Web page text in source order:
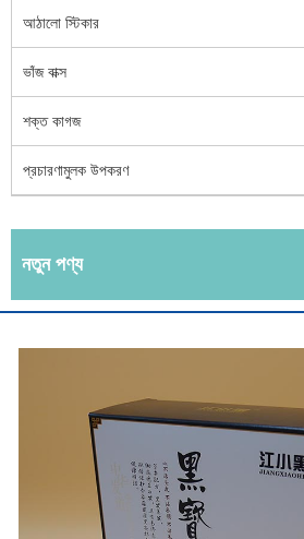
আঠালো স্টিকার
ভাঁজ বাক্স
শক্ত কাগজ
প্রচারণামুলক উপকরণ
নতুন পণ্য